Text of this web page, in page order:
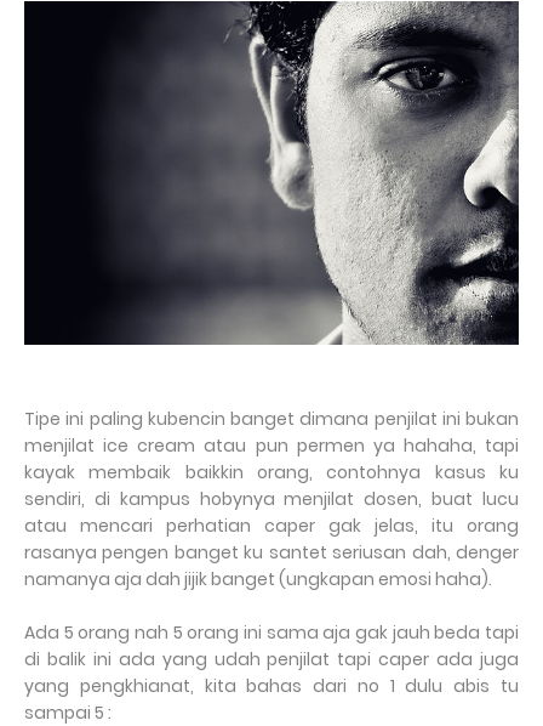
Tipe ini paling kubencin banget dimana penjilat ini bukan
menjilat ice cream atau pun permen ya hahaha, tapi
kayak membaik baikkin orang, contohnya kasus ku
sendiri, di kampus hobynya menjilat dosen, buat lucu
atau mencari perhatian caper gak jelas, itu orang
rasanya pengen banget ku santet seriusan dah, denger
namanya aja dah jijik banget (ungkapan emosi haha).
Ada 5 orang nah 5 orang ini sama aja gak jauh beda tapi
di balik ini ada yang udah penjilat tapi caper ada juga
yang pengkhianat, kita bahas dari no 1 dulu abis tu
sampai 5 :